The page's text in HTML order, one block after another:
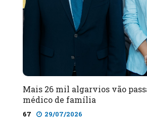
Mais 26 mil algarvios vão
médico de família
67 29/07/2026